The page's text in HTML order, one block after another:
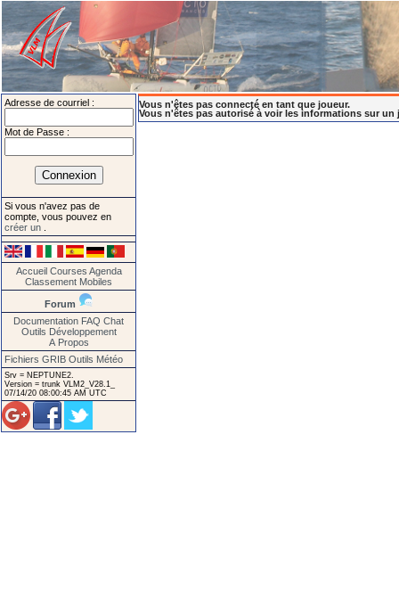
Adresse de courriel :
Mot de Passe :
Si vous n'avez pas de
compte, vous pouvez en
créer un
Accueil Courses Agenda
Classement Mobiles
Forum
Documentation FAQ Chat
Outils Développement
A Propos
Fichiers GRIB Outils Météo
Srv = NEPTUNE2.
Version = trunk VLM2_V28.1_
07/14/20 08:00:45 AM UTC
Vous n'êtes pas connecté en tant que joueur.
Vous n'êtes pas autorisé à voir les informations sur un